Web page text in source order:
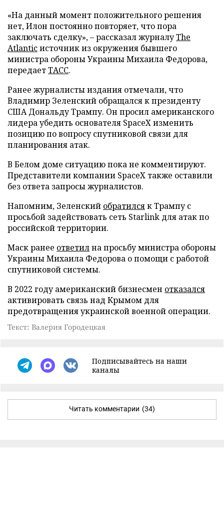
«На данный момент положительного решения
нет, Илон постоянно повторяет, что пора
заключать сделку», – рассказал журналуThe
Atlanticисточник из окружения бывшего
министра обороны Украины Михаила Федорова,
передаетТАСС.
Ранее журналисты издания отмечали, что
Владимир Зеленский обращался к президенту
США Дональду Трампу. Он просил американского
лидера убедить основателя SpaceX изменить
позицию по вопросу спутниковой связи для
планирования атак.
В Белом доме ситуацию пока не комментируют.
Представители компании SpaceX также оставили
без ответа запросы журналистов.
Напомним, Зеленский обратилсяк Трампу с
просьбой задействовать сеть Starlink для атак по
российской территории.
Маск ранее ответилна просьбу министра обороны
Украины Михаила Федорова о помощи с работой
спутниковой системы.
В 2022 году американский бизнесмен отказался
активировать связь над Крымом для
предотвращения украинской военной операции.
Текст: Валерия Городецкая
Подписывайтесь на наши
каналы
Читать комментарии (34)